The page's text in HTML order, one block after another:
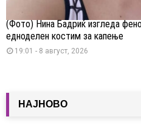
(Фото) Нина Бадриќ изгледа
едноделен костим за капење
19:01 - 8 август, 2026
НАЈНОВО